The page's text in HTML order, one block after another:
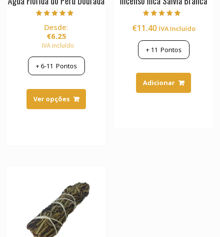
4.89
de 5
Desde:
€6.25
IVA incluído
+6-11 Pontos
Ver opções
has
chosen
on
5.00
€11.40 IVA Incluído
+ 11 Pontos
Adicionar